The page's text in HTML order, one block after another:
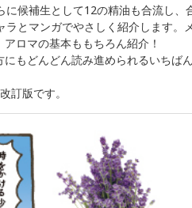
候補生として12の精油も合流し
とマンガでやさしく紹介します
アロマの基本ももちろん紹介！
もどんどん読み進められるいちば
訂版です。